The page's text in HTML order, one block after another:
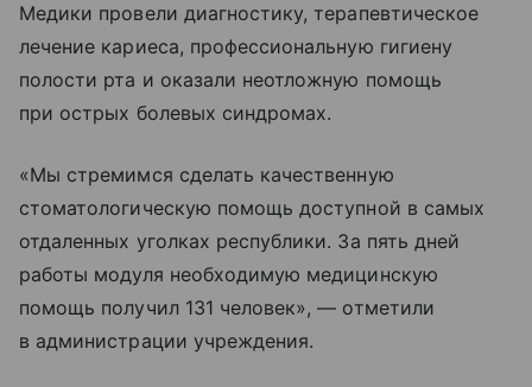
Медики провели диагностику, терапевтическое
лечение кариеса, профессиональную гигиену
полости рта и оказали неотложную помощь
при острых болевых синдромах.
«Мы стремимся сделать качественную
стоматологическую помощь доступной в самых
отдаленных уголках республики. За пять дней
работы модуля необходимую медицинскую
помощь получил 131 человек», — отметили
в администрации учреждения.